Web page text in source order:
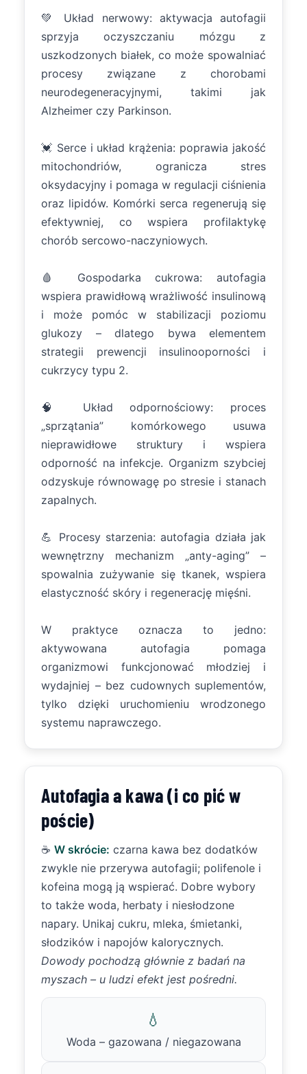
💚 Układ nerwowy: aktywacja autofagii
sprzyja oczyszczaniu mózgu z
uszkodzonych białek, co może spowalniać
procesy związane z chorobami
neurodegeneracyjnymi, takimi jak
Alzheimer czy Parkinson.
💓 Serce i układ krążenia: poprawia jakość
mitochondriów, ogranicza stres
oksydacyjny i pomaga w regulacji ciśnienia
oraz lipidów. Komórki serca regenerują się
efektywniej, co wspiera profilaktykę
chorób sercowo-naczyniowych.
🩸 Gospodarka cukrowa: autofagia
wspiera prawidłową wrażliwość insulinową
i może pomóc w stabilizacji poziomu
glukozy – dlatego bywa elementem
strategii prewencji insulinooporności i
cukrzycy typu 2.
🧠 Układ odpornościowy: proces
„sprzątania” komórkowego usuwa
nieprawidłowe struktury i wspiera
odporność na infekcje. Organizm szybciej
odzyskuje równowagę po stresie i stanach
zapalnych.
💪 Procesy starzenia: autofagia działa jak
wewnętrzny mechanizm „anty-aging” –
spowalnia zużywanie się tkanek, wspiera
elastyczność skóry i regenerację mięśni.
W praktyce oznacza to jedno:
aktywowana autofagia pomaga
organizmowi funkcjonować młodziej i
wydajniej – bez cudownych suplementów,
tylko dzięki uruchomieniu wrodzonego
systemu naprawczego.
Autofagia a kawa (i co pić w
poście)
☕ W skrócie: czarna kawa bez dodatków
zwykle nie przerywa autofagii; polifenole i
kofeina mogą ją wspierać. Dobre wybory
to także woda, herbaty i niesłodzone
napary. Unikaj cukru, mleka, śmietanki,
słodzików i napojów kalorycznych.
Dowody pochodzą głównie z badań na
myszach – u ludzi efekt jest pośredni.
💧
Woda – gazowana / niegazowana